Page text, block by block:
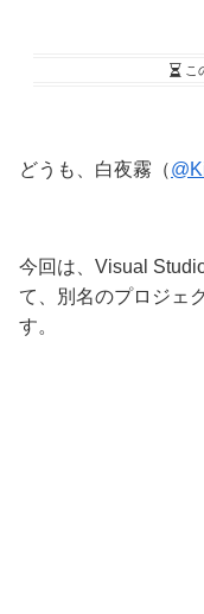
こ
どうも、白夜霧（
今回は、Visual
て、別名のプロジェ
す。